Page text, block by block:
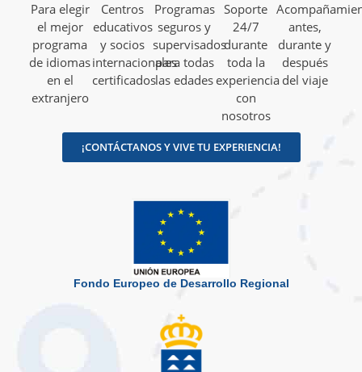
Para elegir
el mejor
programa
de idiomas
en el
extranjero
Centros
educativos
y socios
internacionales
certificados
Programas
seguros y
supervisados
para todas
las edades
Soporte
24/7
durante
toda la
experiencia
con
nosotros
antes,
durante y
después
del viaje
¡CONTÁCTANOS Y VIVE TU EXPERIENCIA!
Fondo Europeo de Desarrollo Regional